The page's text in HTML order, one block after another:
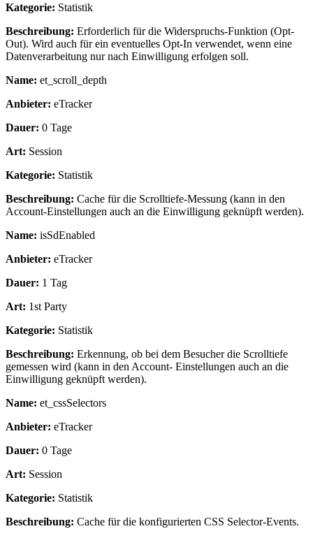
Kategorie: Statistik
Beschreibung: Erforderlich für die Widerspruchs-Funktion (Opt-
Out). Wird auch für ein eventuelles Opt-In verwendet, wenn eine
Datenverarbeitung nur nach Einwilligung erfolgen soll.
Name: et_scroll_depth
Anbieter: eTracker
Dauer: 0 Tage
Art: Session
Kategorie: Statistik
Beschreibung: Cache für die Scrolltiefe-Messung (kann in den
Account-Einstellungen auch an die Einwilligung geknüpft werden).
Name: isSdEnabled
Anbieter: eTracker
Dauer: 1 Tag
Art: 1st Party
Kategorie: Statistik
Beschreibung: Erkennung, ob bei dem Besucher die Scrolltiefe
gemessen wird (kann in den Account- Einstellungen auch an die
Einwilligung geknüpft werden).
Name: et_cssSelectors
Anbieter: eTracker
Dauer: 0 Tage
Art: Session
Kategorie: Statistik
Beschreibung: Cache für die konfigurierten CSS Selector-Events.